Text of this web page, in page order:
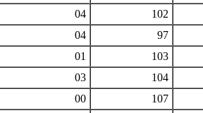
04 102
04 97
01 103
03 104
00 107